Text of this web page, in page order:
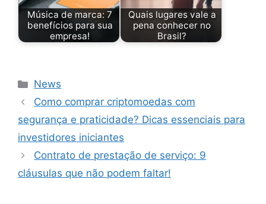
Música de marca: 7
benefícios para sua
empresa!
Quais lugares vale a
pena conhecer no
Brasil?
Categorias
News
Como comprar criptomoedas com
segurança e praticidade? Dicas essenciais para
investidores iniciantes
Contrato de prestação de serviço: 9
cláusulas que não podem faltar!